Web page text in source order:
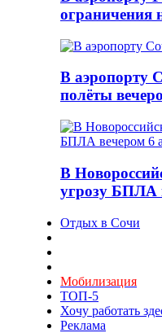
ограничения
В аэропорту
полёты
В
угрозу БПЛА
Отдых в Сочи
Мобилизация
ТОП-5
Хочу работать
Реклама